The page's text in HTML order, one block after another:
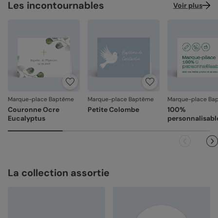
Les incontournables Voir plus
Marque-place Baptême
Couronne Ocre
Eucalyptus
Marque-place Baptême
Petite Colombe
Marque-place
100%
La collection assortie